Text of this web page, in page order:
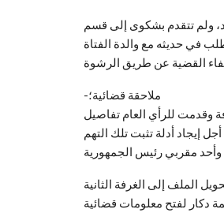
ولم تتقدم بشكوى إلى قسم
في حديثه مع والدة الفتاة
-ملاحقة قضائية؛
وقدمت للرأي العام تفاصيل
إيجاد أدلة تثبت تلك التهم
الملف إلى الغرفة الثانية